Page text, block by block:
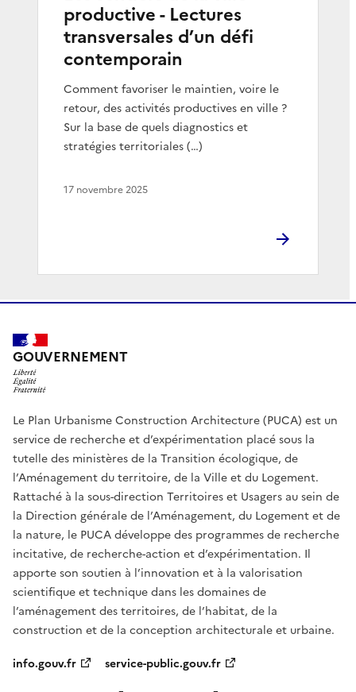
productive - Lectures
transversales d’un défi
contemporain
Comment favoriser le maintien, voire le
retour, des activités productives en ville ?
Sur la base de quels diagnostics et
stratégies territoriales (…)
17 novembre 2025
GOUVERNEMENT
Le Plan Urbanisme Construction Architecture (PUCA) est un
service de recherche et d’expérimentation placé sous la
tutelle des ministères de la Transition écologique, de
l’Aménagement du territoire, de la Ville et du Logement.
Rattaché à la sous-direction Territoires et Usagers au sein de
la Direction générale de l’Aménagement, du Logement et de
la nature, le PUCA développe des programmes de recherche
incitative, de recherche-action et d’expérimentation. Il
apporte son soutien à l’innovation et à la valorisation
scientifique et technique dans les domaines de
l’aménagement des territoires, de l’habitat, de la
construction et de la conception architecturale et urbaine.
info.gouv.fr
service-public.gouv.fr